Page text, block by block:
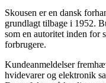
Skousen er en dansk
grundlagt tilbage i 1952.
som en autoritet inden for
forbrugere.
Kundeanmeldelser
hvidevarer og elektronik